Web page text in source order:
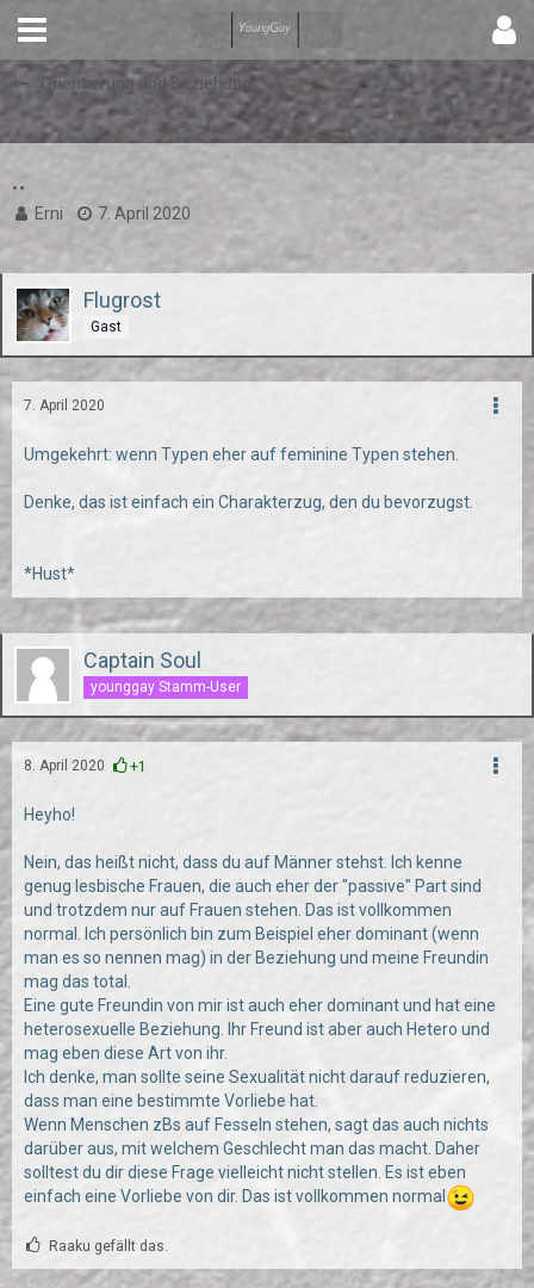
Orientierung und Beziehung
..
Erni 7. April 2020
Flugrost
Gast
7. April 2020
Umgekehrt: wenn Typen eher auf feminine Typen stehen.
Denke, das ist einfach ein Charakterzug, den du bevorzugst.
*Hust*
Captain Soul
younggay Stamm-User
8. April 2020 +1
Heyho!
Nein, das heißt nicht, dass du auf Männer stehst. Ich kenne
genug lesbische Frauen, die auch eher der "passive" Part sind
und trotzdem nur auf Frauen stehen. Das ist vollkommen
normal. Ich persönlich bin zum Beispiel eher dominant (wenn
man es so nennen mag) in der Beziehung und meine Freundin
mag das total.
Eine gute Freundin von mir ist auch eher dominant und hat eine
heterosexuelle Beziehung. Ihr Freund ist aber auch Hetero und
mag eben diese Art von ihr.
Ich denke, man sollte seine Sexualität nicht darauf reduzieren,
dass man eine bestimmte Vorliebe hat.
Wenn Menschen zBs auf Fesseln stehen, sagt das auch nichts
darüber aus, mit welchem Geschlecht man das macht. Daher
solltest du dir diese Frage vielleicht nicht stellen. Es ist eben
einfach eine Vorliebe von dir. Das ist vollkommen normal
Raaku gefällt das.